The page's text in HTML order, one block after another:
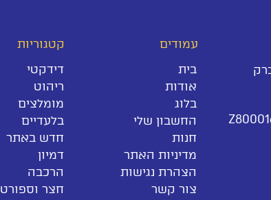
עמודים
בית
אודות
בלוג
החשבון שלי
חנות
מדיניות האתר
הצהרת נגישות
צור קשר
קטגוריות
דידקטי
ריהוט
מומלצים
בלעדיים
חדש באתר
דמיון
הרכבה
חצר וספורט